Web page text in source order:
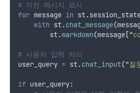
# 이전 메시지 표시
for message in st.
with st.chat_message(
        st
.markdown(message ["
# 사용자 입력 처리
user_query = st.chat_input("질
if user_query: